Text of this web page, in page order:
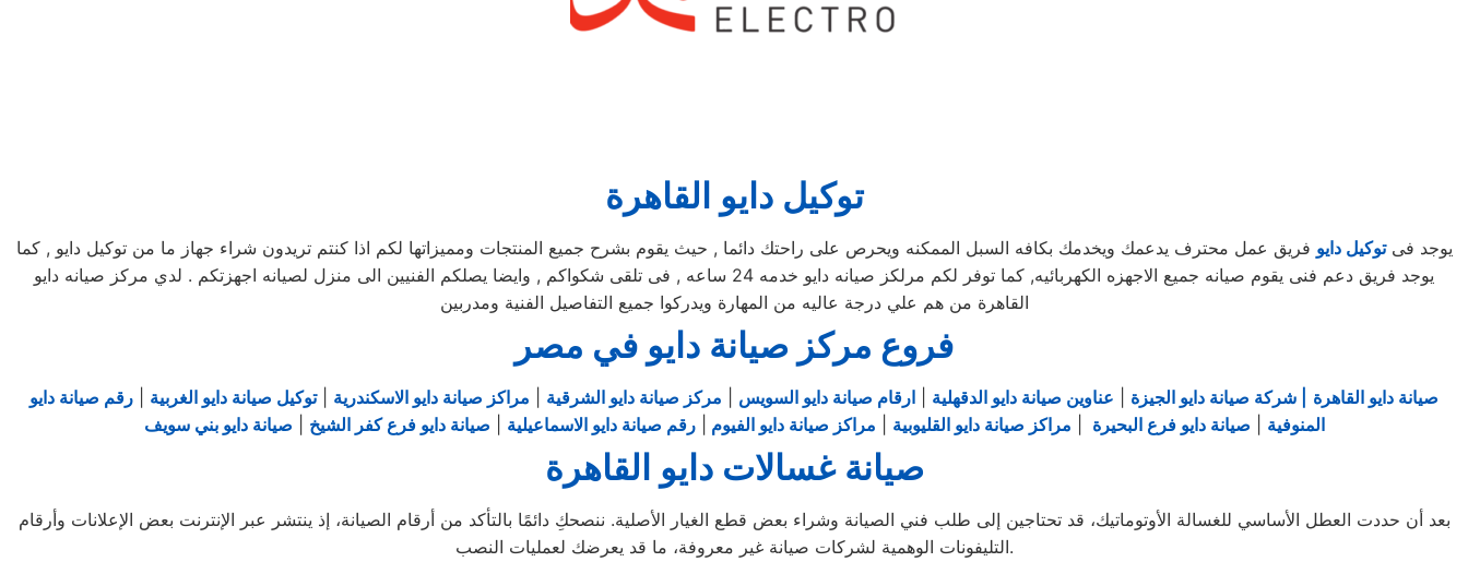
توكيل دايو القاهرة
يوجد فىتوكيل دايو فريق عمل محترف يدعمك ويخدمك بكافه السبل الممكنه ويحرص على راحتك دائما , حيث يقوم بشرح جميع المنتجات ومميزاتها لكم اذا كنتم تريدون شراء جهاز ما من توكيل دايو , كما
يوجد فريق دعم فنى يقوم صيانه جميع الاجهزه الكهربائيه, كما توفر لكم مرلكز صيانه دايو خدمه 24 ساعه , فى تلقى شكواكم , وايضا يصلكم الفنيين الى منزل لصيانه اجهزتكم . لدي مركز صيانه دايو
القاهرة من هم علي درجة عاليه من المهارة ويدركوا جميع التفاصيل الفنية ومدربين
فروع مركز صيانة دايو في مصر
صيانة دايو القاهرة | شركة صيانة دايو الجيزة عناوين صيانة دايو الدقهلية ارقام صيانة دايو السويس مركز صيانة دايو الشرقية مراكز صيانة دايو الاسكندرية |توكيل صيانة دايو الغربية
رقم صيانة دايو
المنوفية
صيانة دايو فرع البحيرة مراكز صيانة دايو القليوبية مراكز صيانة دايو الفيوم |رقم صيانة دايو الاسماعيلية صيانة دايو فرع كفر الشيخ صيانة دايو بني سويف
صيانة غسالات دايو القاهرة
بعد أن حددت العطل الأساسي للغسالة الأوتوماتيك، قد تحتاجين إلى طلب فني الصيانة وشراء بعض قطع الغيار الأصلية. ننصحكِ دائمًا بالتأكد من أرقام الصيانة، إذ ينتشر عبر الإنترنت بعض الإعلانات وأرقام
التليفونات الوهمية لشركات صيانة غير معروفة، ما قد يعرضك لعمليات النصب.